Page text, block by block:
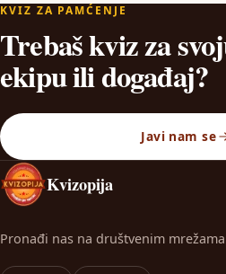
KVIZ ZA PAMĆENJE
Trebaš kviz za
ekipu ili događaj?
Javi nam se
Kvizopija
Pronađi nas na društvenim